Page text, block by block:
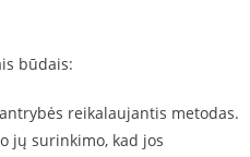
būdais:
reikalaujantis metodas.
jų surinkimo, kad jos